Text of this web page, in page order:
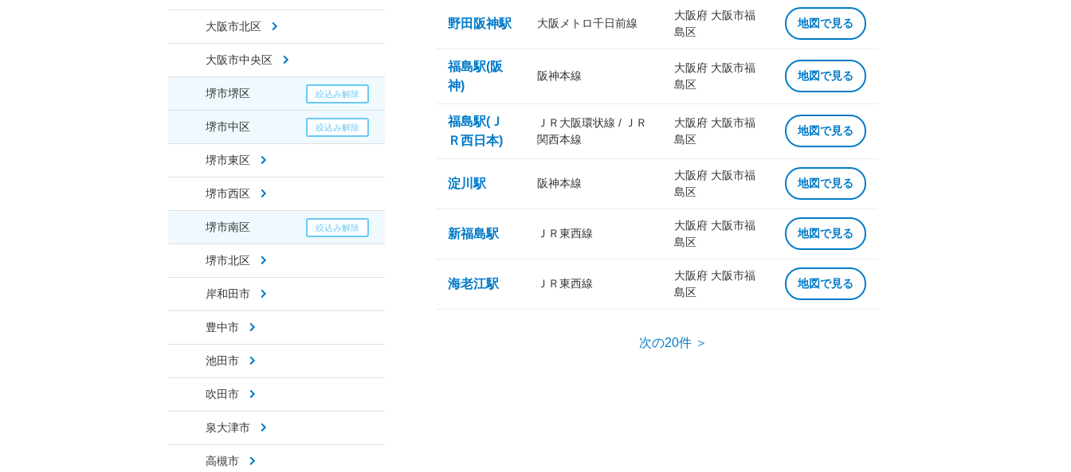
大阪市北区
大阪市中央区
堺市堺区
堺市中区
堺市東区
堺市西区
堺市南区
堺市北区
岸和田市
豊中市
池田市
吹田市
泉大津市
高槻市
野田阪神駅 大阪メトロ千日前線
大阪府 大阪市福
島区
地図で見る
福島駅(阪
神)
阪神本線
大阪府 大阪市福
島区
地図で見る
福島駅(Ｊ
Ｒ西日本)
ＪＲ大阪環状線 / ＪＲ
関西本線
大阪府 大阪市福
島区
地図で見る
淀川駅 阪神本線
大阪府 大阪市福
島区
地図で見る
新福島駅 ＪＲ東西線
大阪府 大阪市福
島区
地図で見る
海老江駅 ＪＲ東西線
大阪府 大阪市福
島区
地図で見る
次の20件 ＞